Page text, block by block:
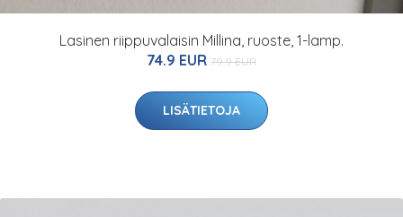
Lasinen riippuvalaisin Millina, ruoste, 1-lamp.
74.9 EUR 79.9 EUR
LISÄTIETOJA